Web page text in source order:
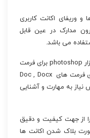
وریفای اکانت کاربری
مدارک در عین قابل
می باشد.
۲- فایل های لایه باز این بخش توسط نرم افزار photoshop برای فرمت
های psd و ادیتورهای رایج مانند word برای فرمت های Doc , Docx
نیاز به مهارت و آشنایی
را از جهت کیفیت و دقیق
بلاک شدن اکانت ها